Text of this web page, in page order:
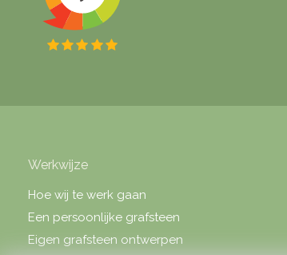
Werkwijze
Hoe wij te werk gaan
Een persoonlijke grafsteen
Eigen grafsteen ontwerpen